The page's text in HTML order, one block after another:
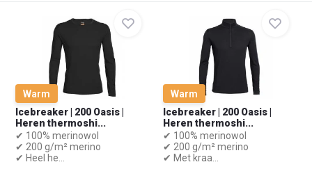
Warm
Icebreaker | 200 Oasis |
Heren thermoshi...
✔ 100% merinowol
✔ 200 g/m² merino
✔ Heel he...
Warm
Icebreaker | 200 Oasis |
Heren thermoshi...
✔ 100% merinowol
✔ 200 g/m² merino
✔ Met kraa...